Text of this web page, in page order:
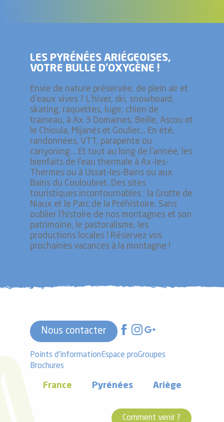
LES PYRÉNÉES ARIÉGEOISES,
VOTRE BULLE D’OXYGÈNE !
Envie de nature préservée, de plein air et
d'eaux vives ? L'hiver, ski, snowboard,
skating, raquettes, luge, chien de
traineau, à Ax 3 Domaines, Beille, Ascou et
le Chioula, Mijanés et Goulier... En été,
randonnées, VTT, parapente ou
canyoning... Et tout au long de l'année, les
bienfaits de l'eau thermale à Ax-les-
Thermes ou à Ussat-les-Bains ou aux
Bains du Couloubret. Des sites
touristiques incontournables : la Grotte de
Niaux et le Parc de la Préhistoire. Sans
oublier l’histoire de nos montagnes et son
patrimoine, le pastoralisme, les
productions locales ! Réservez vos
prochaines vacances à la montagne !
Nous contacter
Points d'informationEspace proGroupes
Brochures
France Pyrénées Ariège
Comment venir ?